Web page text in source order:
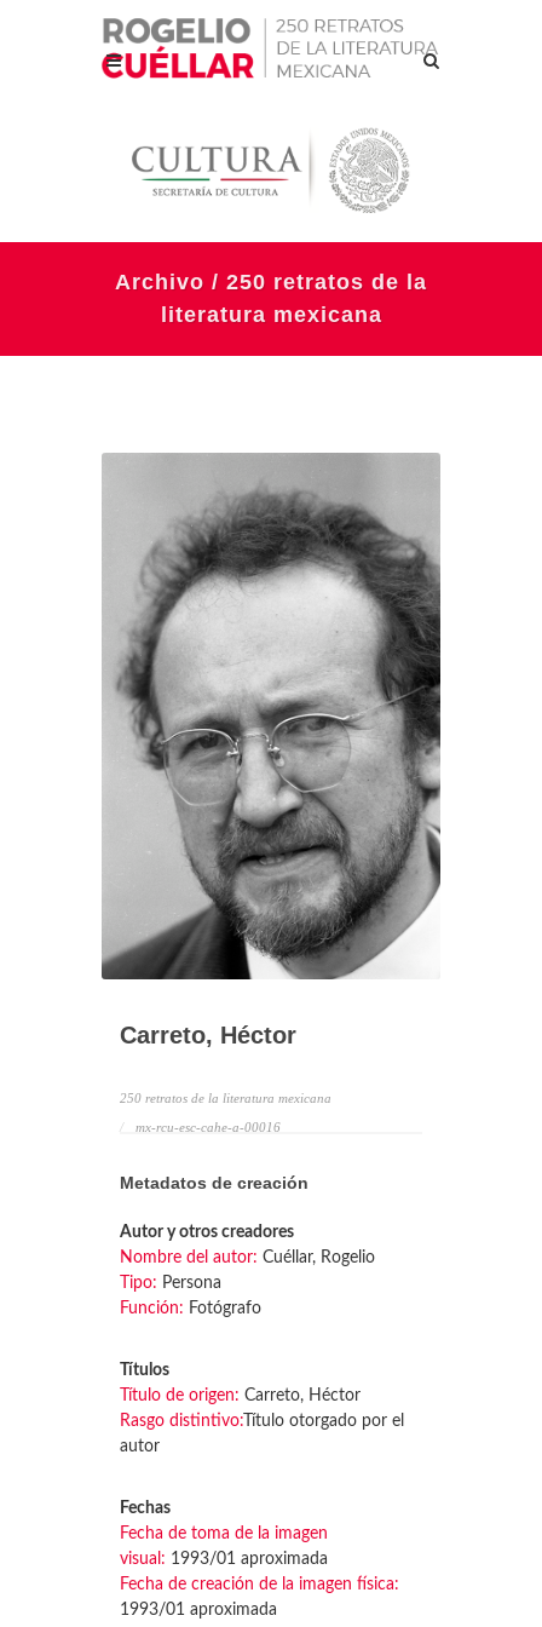
Archivo / 250 retratos de la
literatura mexicana
Carreto, Héctor
250 retratos de la literatura mexicana
mx-rcu-esc-cahe-a-00016
Metadatos de creación
Autor y otros creadores
Nombre del autor: Cuéllar, Rogelio
Tipo: Persona
Función: Fotógrafo
Títulos
Título de origen: Carreto, Héctor
Rasgo distintivo: Título otorgado por el
autor
Fechas
Fecha de toma de la imagen
visual: 1993/01 aproximada
Fecha de creación de la imagen física:
1993/01 aproximada